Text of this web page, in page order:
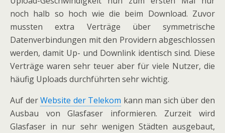
noch halb so hoch wie die beim Download. Zuvor
mussten extra Verträge über symmetrische
Datenverbindungen mit den Providern abgeschlossen
werden, damit Up- und Downlink identisch sind. Diese
Verträge waren sehr teuer aber für viele Nutzer, die
häufig Uploads durchführten sehr wichtig.
Auf derWebsite der Telekom kann man sich über den
Ausbau von Glasfaser informieren. Zurzeit wird
Glasfaser in nur sehr wenigen Städten ausgebaut,